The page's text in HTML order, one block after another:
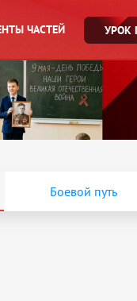
ЧАСТЕЙ УРОК
Боевой путь